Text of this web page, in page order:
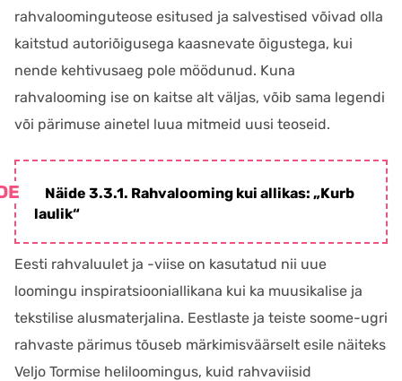
rahvaloominguteose esitused ja salvestised võivad olla
kaitstud autoriõigusega kaasnevate õigustega, kui
nende kehtivusaeg pole möödunud. Kuna
rahvalooming ise on kaitse alt väljas, võib sama legendi
või pärimuse ainetel luua mitmeid uusi teoseid.
Näide 3.3.1. Rahvalooming kui allikas: „Kurb
laulik“
Eesti rahvaluulet ja -viise on kasutatud nii uue
loomingu inspiratsiooniallikana kui ka muusikalise ja
tekstilise alusmaterjalina. Eestlaste ja teiste soome-ugri
rahvaste pärimus tõuseb märkimisväärselt esile näiteks
Veljo Tormise heliloomingus, kuid rahvaviisid